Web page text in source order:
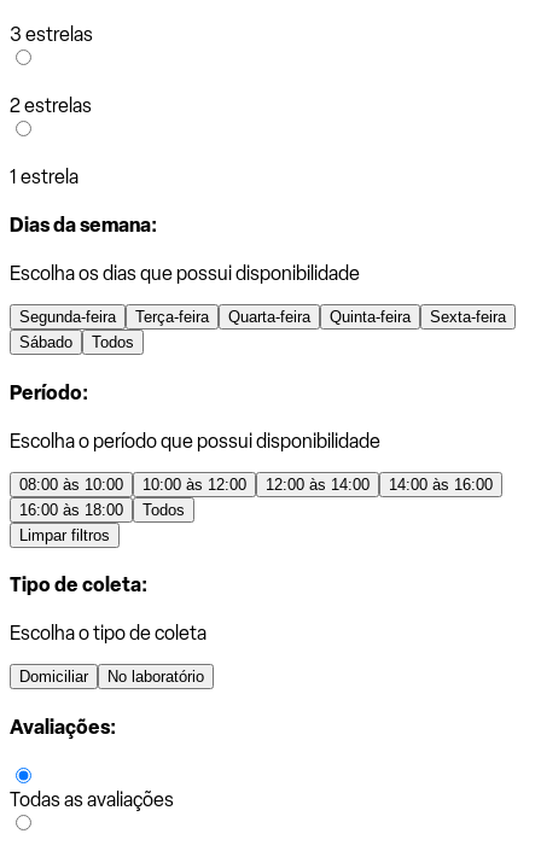
3 estrelas
2 estrelas
1 estrela
Dias da semana:
Escolha os dias que possui disponibilidade
Segunda-feira Terça-feira Quarta-feira Quinta-feira
Sexta-feira
Sábado
Todos
Período:
Escolha o período que possui disponibilidade
08:00 às 10:00 10:00 às 12:00 12:00 às 14:00
14:00 às 16:00
16:00 às 18:00
Todos
Limpar filtros
Tipo de coleta:
Escolha o tipo de coleta
Domiciliar No laboratório
Avaliações:
Todas as avaliações